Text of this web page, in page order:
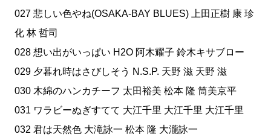
027 悲しい色やね(OSAKA-BAY BLUES) 上田正樹 康 珍
化 林 哲司
028 想い出がいっぱい H2O 阿木耀子 鈴木キサブロー
029 夕暮れ時はさびしそう N.S.P. 天野 滋 天野 滋
030 木綿のハンカチーフ 太田裕美 松本 隆 筒美京平
031 ワラビーぬぎすてて 大江千里 大江千里 大江千里
032 君は天然色 大滝詠一 松本 隆 大瀧詠一